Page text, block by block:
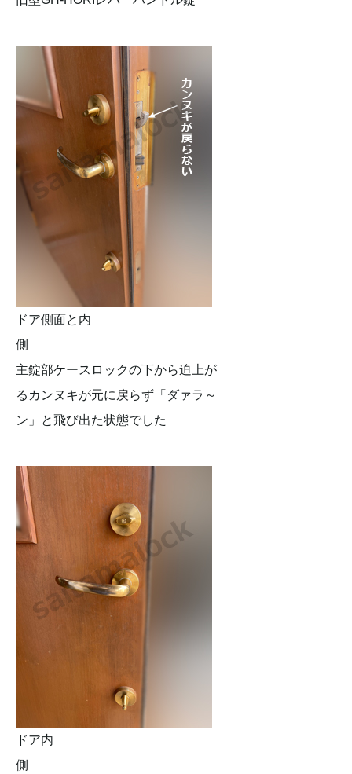
ドア側面と内
側
主錠部ケースロックの下から迫上が
るカンヌキが元に戻らず「ダァラ～
ン」と飛び出た状態でした
ドア内
側